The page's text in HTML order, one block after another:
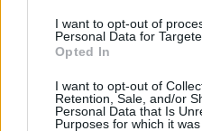
I want to opt-out of
Personal Data for
Opted In
I want to opt-out of
Retention, Sale, and/or
Personal Data that Is
Purposes for which it was
Condividi l'articolo
F
a
T
w n h